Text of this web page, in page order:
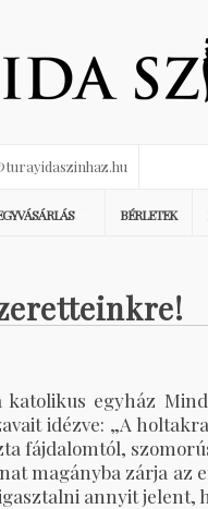
BÉRLETEK
katolikus egyház
idézve: „A
fájdalomtól,
magányba zárja
annyit